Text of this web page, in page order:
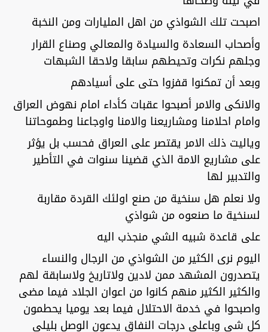
اصبحت تلك الشواذي من اهل المليارات ومن النخبة
وأصحاب السعادة والسيادة والمعالي وصناع القرار
وجلهم نكرات وتحيطهم سابقا ولاحقا الشبهات
وبعد أن تمكنوا قفزوا حتى على أسيادهم
والانكى والامر أصبحوا عقبات كأداء امام نهوض العراق
وامام احلامنا ومشاريعنا والامنا واوجاعنا وطموحاتنا
وياليت ذلك الامر يقتصر على العراق فحسب بل يؤثر
على مشاريع الامة الذي قضينا سنوات في التأطير
والتدبير لها
ولا نعلم هل سنخية من صنع اولئك القردة مقاربة
لسنخية ما صنعوه من شواذي
على قاعدة شبيه الشي منجذب اليه
اليوم نرى الكثير من الشواذي من الرجال والنساء
يتصدرون المشهد ممن لادين ولاتاريخ ولاسابقة لهم
والكثير الكثير منهم كانوا من اعوان الجلاد فيما مضى
واصبحوا في خدمة الاحتلال فيما بعد يوميا يحطمون
كل شي وباعلى درجات النفاق يدعون الوصل بليلى